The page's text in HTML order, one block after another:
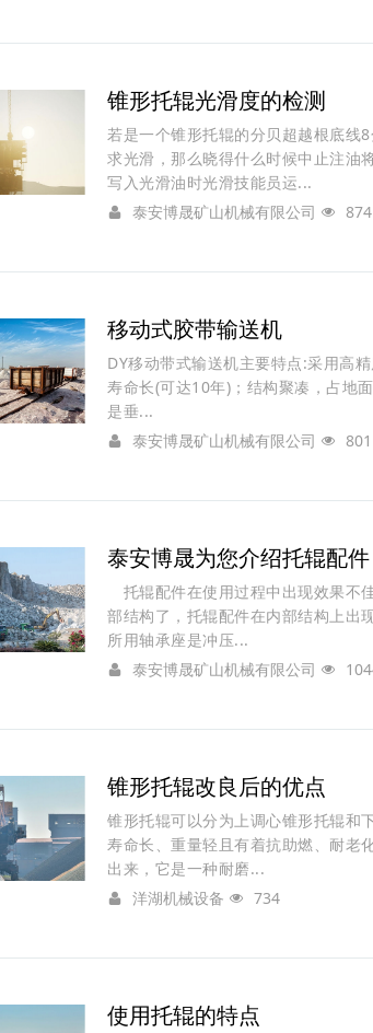
锥形托辊光滑度的检测
若是一个锥形托辊的分贝超越根底线
求光滑，那么晓得什么时候中止注油
写入光滑油时光滑技能员运...
泰安博晟矿山机械有限公司
874
移动式胶带输送机
DY移动带式输送机主要特点:采用高
寿命长(可达10年)；结构聚凑，占地
是垂...
泰安博晟矿山机械有限公司
801
泰安博晟为您介绍托辊配件
托辊配件在使用过程中出现效果不
部结构了，托辊配件在内部结构上出
所用轴承座是冲压...
泰安博晟矿山机械有限公司
锥形托辊改良后的优点
锥形托辊可以分为上调心锥形托辊和
寿命长、重量轻且有着抗助燃、耐老
出来，它是一种耐磨...
洋湖机械设备
734
使用托辊的特点